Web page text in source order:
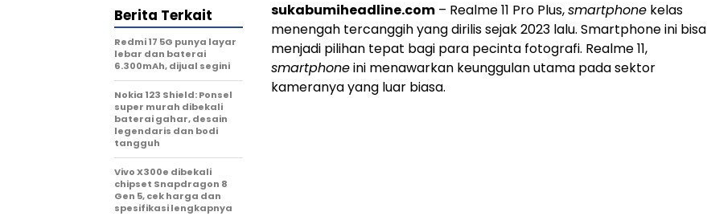
sukabumiheadline.com – Realme 11 Pro Plus,smartphone kelas
menengah tercanggih yang dirilis sejak 2023 lalu. Smartphone ini bisa
menjadi pilihan tepat bagi para pecinta fotografi. Realme 11,
smartphoneini menawarkan keunggulan utama pada sektor
kameranya yang luar biasa.
Berita Terkait
Redmi 17 5G punya layar
lebar dan baterai
6.300mAh, dijual segini
Nokia 123 Shield: Ponsel
super murah dibekali
baterai gahar, desain
legendaris dan bodi
tangguh
Vivo X300e dibekali
chipset Snapdragon 8
Gen 5, cek harga dan
spesifikasi lengkapnya